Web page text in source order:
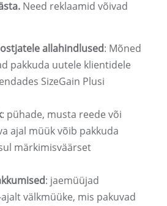
Need reklaamid võivad
allahindlused: Mõned
pakkuda uutele klientidele
SizeGain Plusi
: pühade, musta reede või
ajal müük võib pakkuda
märkimisväärset
: jaemüüjad
välkmüüke, mis pakuvad